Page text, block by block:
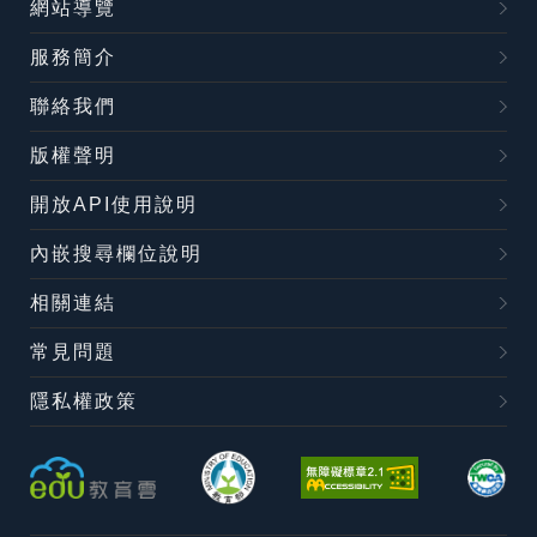
網站導覽
服務簡介
聯絡我們
版權聲明
開放API使用說明
內嵌搜尋欄位說明
相關連結
常見問題
隱私權政策